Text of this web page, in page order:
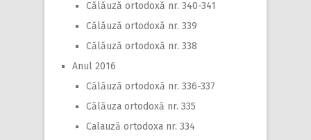
Călăuză ortodoxă nr. 340-341
Călăuză ortodoxă nr. 339
Călăuză ortodoxă nr. 338
Anul 2016
Călăuză ortodoxă nr. 336-337
Călăuza ortodoxă nr. 335
Calauză ortodoxa nr. 334